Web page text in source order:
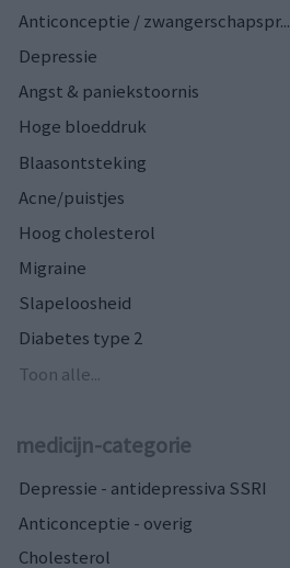
Anticonceptie / zwangerschapspr...
Depressie
Angst & paniekstoornis
Hoge bloeddruk
Blaasontsteking
Acne/puistjes
Hoog cholesterol
Migraine
Slapeloosheid
Diabetes type 2
Toon alle...
medicijn-categorie
Depressie - antidepressiva SSRI
Anticonceptie - overig
Cholesterol